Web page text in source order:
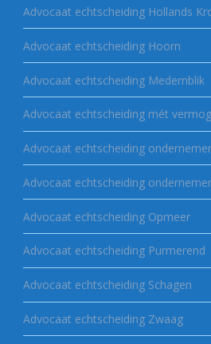
Advocaat echtscheiding Hollands
Advocaat echtscheiding Hoorn
Advocaat echtscheiding Medemblik
Advocaat echtscheiding mét
Advocaat echtscheiding ondernemer
Advocaat echtscheiding
Advocaat echtscheiding Opmeer
Advocaat echtscheiding Purmerend
Advocaat echtscheiding Schagen
Advocaat echtscheiding Zwaag